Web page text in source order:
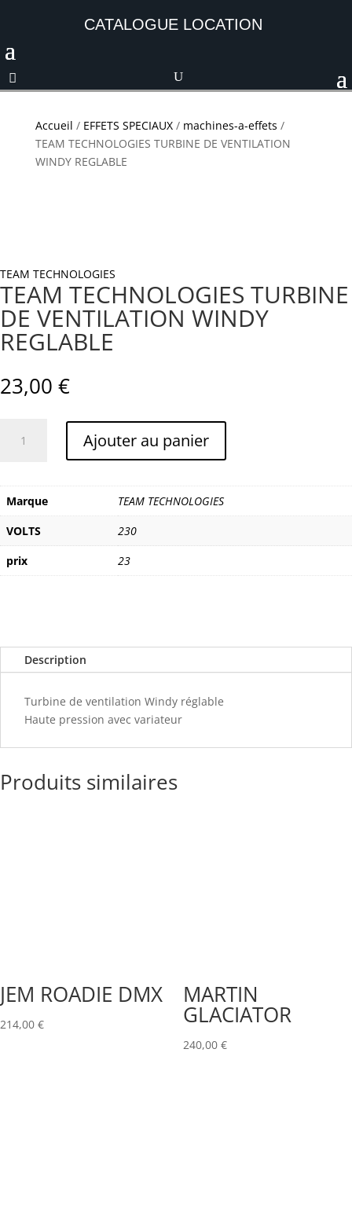
CATALOGUE LOCATION
Accueil / EFFETS SPECIAUX/ machines-a-effets /
TEAM TECHNOLOGIES TURBINE DE VENTILATION
WINDY REGLABLE
TEAM TECHNOLOGIES
TEAM TECHNOLOGIES TURBINE
DE VENTILATION WINDY
REGLABLE
23,00 €
TURBINE
DE
VENTILATION
WINDY
REGLABLE
Ajouter au panier
Marque
TEAM TECHNOLOGIES
VOLTS
230
prix
23
Description
Turbine de ventilation Windy réglable
Haute pression avec variateur
Produits similaires
JEM ROADIE DMX
214,00 €
MARTIN
GLACIATOR
240,00 €